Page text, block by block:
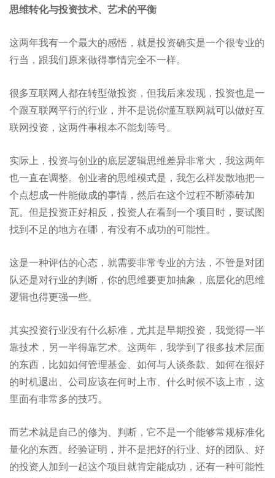
思维转化与投资技术、艺术的平衡
这两年我有一个最大的感悟，就是投资确实是一个很专业的
行当，跟我们原来做得事情完全不一样。
很多互联网人都在转型做投资，但我后来发现，投资也是一
个跟互联网平行的行业，并不是说你懂互联网就可以做好互
联网投资，这两件事根本不能划等号。
实际上，投资与创业的底层逻辑思维差异非常大，我这两年
也一直在调整。创业者的思维模式是，我怎么样发散地把一
个点想成一件能做成的事情，然后在这个过程不断添砖加
瓦。但是投资正好相反，投资人在看到一个项目时，要试图
找到不足的地方在哪，有没有不成功的可能性。
这是一种评估的心态，就需要非常专业的方法，不管是对团
队还是对行业的判断，你的思维要更加抽象，底层化的思维
逻辑也得更强一些。
其实投资行业没有什么标准，尤其是早期投资，我觉得一半
靠技术，另一半得靠艺术。这两年，我学到了很多技术层面
的东西，比如如何管理基金、如何与人谈条款、如何在很好
的时机退出、公司应该在何时上市、什么时候不该上市，这
里面有非常多的技巧。
而艺术就是自己的修为、判断，它不是一个能够常规标准化
量化的东西。经验证明，并不是把好的行业、好的团队、好
的投资人加到一起这个项目就肯定能成功，还有一种可能性